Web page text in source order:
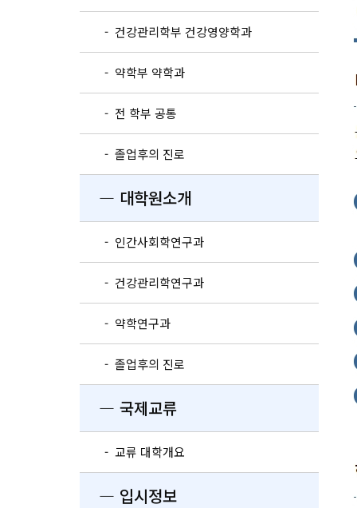
- 건강관리학부 건강영양학과
- 약학부 약학과
- 전 학부 공통
- 졸업후의 진로
― 대학원소개
- 인간사회학연구과
- 건강관리학연구과
- 약학연구과
- 졸업후의 진로
― 국제교류
- 교류 대학개요
― 입시정보